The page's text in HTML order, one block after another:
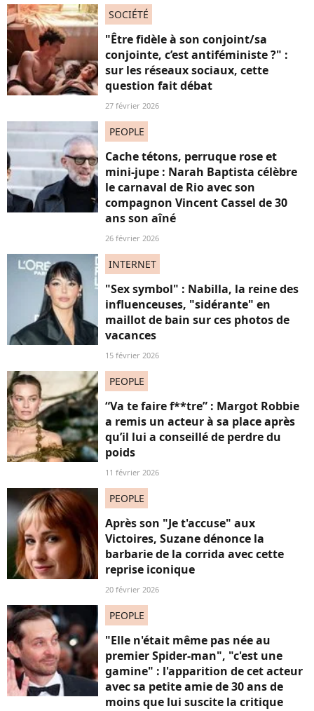
SOCIÉTÉ
"Être fidèle à son conjoint/sa
conjointe, c’est antiféministe ?" :
sur les réseaux sociaux, cette
question fait débat
27 février 2026
PEOPLE
Cache tétons, perruque rose et
mini-jupe : Narah Baptista célèbre
le carnaval de Rio avec son
compagnon Vincent Cassel de 30
ans son aîné
26 février 2026
INTERNET
"Sex symbol" : Nabilla, la reine des
influenceuses, "sidérante" en
maillot de bain sur ces photos de
vacances
15 février 2026
PEOPLE
“Va te faire f**tre” : Margot Robbie
a remis un acteur à sa place après
qu’il lui a conseillé de perdre du
poids
11 février 2026
PEOPLE
Après son "Je t'accuse" aux
Victoires, Suzane dénonce la
barbarie de la corrida avec cette
reprise iconique
20 février 2026
PEOPLE
"Elle n'était même pas née au
premier Spider-man", "c'est une
gamine" : l'apparition de cet acteur
avec sa petite amie de 30 ans de
moins que lui suscite la critique